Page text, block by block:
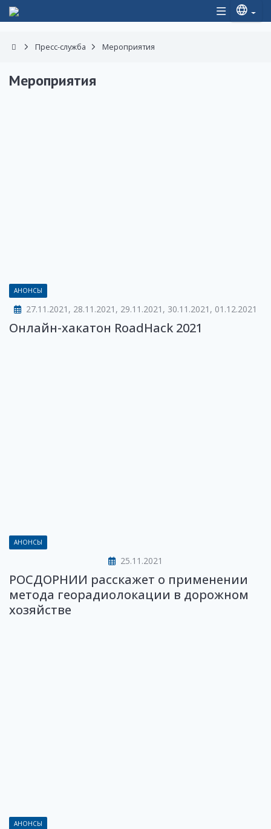
Пресс-служба Мероприятия
Мероприятия
АНОНСЫ
27.11.2021, 28.11.2021, 29.11.2021, 30.11.2021, 01.12.2021
Онлайн-хакатон RoadHack 2021
АНОНСЫ
25.11.2021
РОСДОРНИИ расскажет о применении
метода георадиолокации в дорожном
хозяйстве
АНОНСЫ